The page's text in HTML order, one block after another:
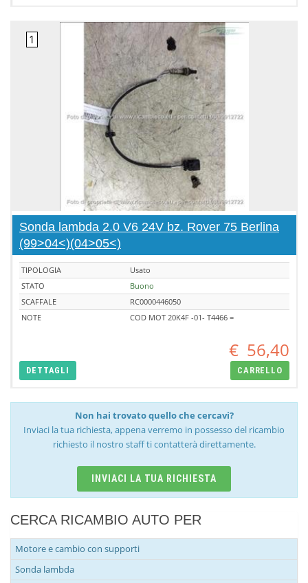
Sonda lambda 2.0 V6 24V bz. Rover 75 Berlina
(99>04<)(04>05<)
TIPOLOGIA
Usato
STATO
Buono
SCAFFALE
RC0000446050
NOTE
COD MOT 20K4F -01- T4466 =
€ 56,40
DETTAGLI CARRELLO
Non hai trovato quello che cercavi?
Inviaci la tua richiesta, appena verremo in possesso del ricambio
richiesto il nostro staff ti contatterà direttamente.
INVIACI LA TUA RICHIESTA
CERCA RICAMBIO AUTO PER
Motore e cambio con supporti
Sonda lambda